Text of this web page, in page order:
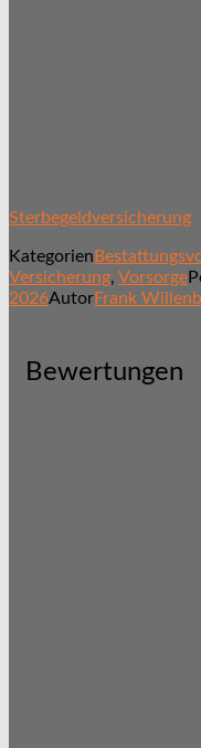
Sterbegeldversicherung
Kategorien
Versicherung, Vorsorge
2026AutorFrank
Bewertungen